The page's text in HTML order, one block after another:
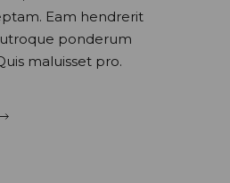
Eam hendrerit
ponderum
maluisset pro.